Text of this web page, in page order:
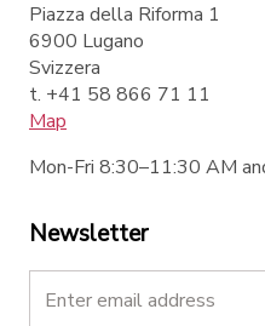
Piazza della Riforma 1
6900 Lugano
Svizzera
t. +41 58 866 71 11
Map
Mon-Fri 8:30–11:30 AM
Newsletter